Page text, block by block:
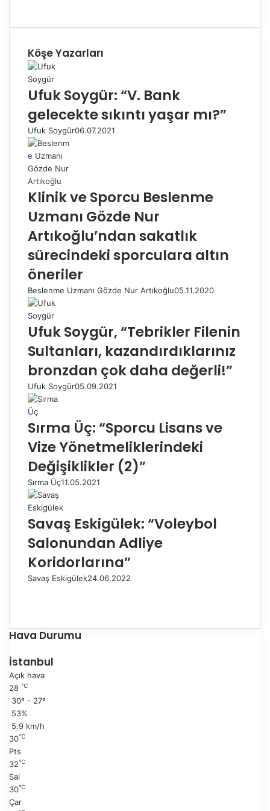
Köşe Yazarları
Ufuk Soygür: “V. Bank
gelecekte sıkıntı yaşar mı?”
Ufuk Soygür06.07.2021
Klinik ve Sporcu Beslenme
Uzmanı Gözde Nur
Artıkoğlu’ndan sakatlık
sürecindeki sporculara altın
öneriler
Beslenme Uzmanı Gözde Nur Artıkoğlu05.11.2020
Ufuk Soygür, “Tebrikler Filenin
Sultanları, kazandırdıklarınız
bronzdan çok daha değerli!”
Ufuk Soygür05.09.2021
Sırma Üç: “Sporcu Lisans ve
Vize Yönetmeliklerindeki
Değişiklikler (2)”
Sırma Üç11.05.2021
Savaş Eskigülek: “Voleybol
Salonundan Adliye
Koridorlarına”
Savaş Eskigülek24.06.2022
e
k
s
a
n
k
i
f
Hava Durumu
İstanbul
Açık hava
28 ℃
30º - 27º
53%
5.9 km/h
30℃
Pts
32℃
Sal
30℃
Çar